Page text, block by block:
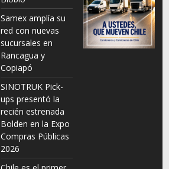
Samex amplía su
red con nuevas
sucursales en
Rancagua y
Copiapó
SINOTRUK Pick-
ups presentó la
recién estrenada
Bolden en la Expo
Compras Públicas
2026